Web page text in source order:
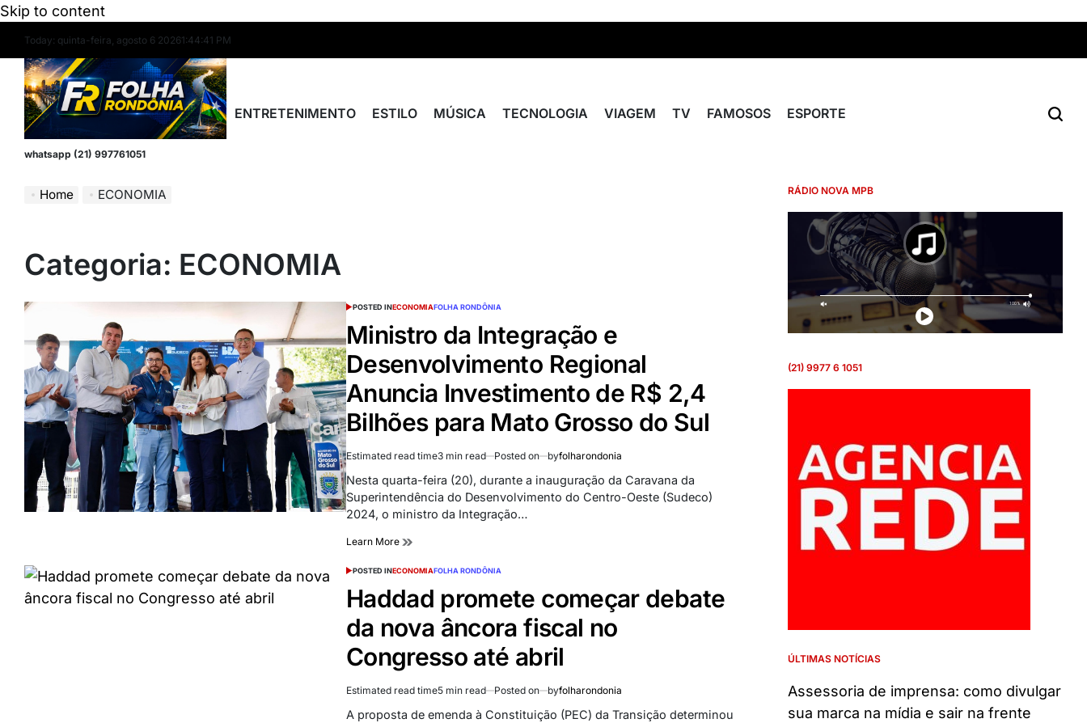
Skip to content
Today: quinta-feira, agosto 6 20261:44:41 PM
whatsapp (21) 997761051
ENTRETENIMENTO ESTILO MÚSICA TECNOLOGIA VIAGEM TV FAMOSOS ESPORTE
Home ECONOMIA
Categoria: ECONOMIA
POSTED INECONOMIAFOLHA RONDÔNIA
Ministro da Integração e
Desenvolvimento Regional
Anuncia Investimento de R$ 2,4
Bilhões para Mato Grosso do Sul
Estimated read time3 min read Posted on byfolharondonia
Nesta quarta-feira (20), durante a inauguração da Caravana da
Superintendência do Desenvolvimento do Centro-Oeste (Sudeco)
2024, o ministro da Integração…
Learn More
POSTED INECONOMIAFOLHA RONDÔNIA
Haddad promete começar debate
da nova âncora fiscal no
Congresso até abril
Estimated read time5 min read Posted on byfolharondonia
A proposta de emenda à Constituição (PEC) da Transição determinou
RÁDIO NOVA MPB
(21) 9977 6 1051
ÚLTIMAS NOTÍCIAS
Assessoria de imprensa: como divulgar
sua marca na mídia e sair na frente